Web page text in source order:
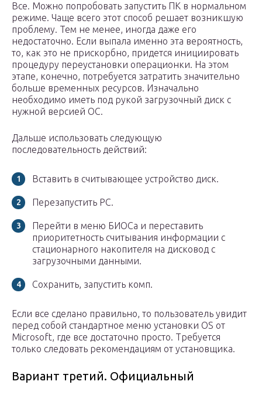
Все. Можно попробовать запустить ПК в нормальном
режиме. Чаще всего этот способ решает возникшую
проблему. Тем не менее, иногда даже его
недостаточно. Если выпала именно эта вероятность,
то, как это не прискорбно, придется инициировать
процедуру переустановки операционки. На этом
этапе, конечно, потребуется затратить значительно
больше временных ресурсов. Изначально
необходимо иметь под рукой загрузочный диск с
нужной версией ОС.
Дальше использовать следующую
последовательность действий:
Вставить в считывающее устройство диск.
Перезапустить PC.
Перейти в меню БИОСа и переставить
приоритетность считывания информации с
стационарного накопителя на дисковод с
загрузочными данными.
Сохранить, запустить комп.
Если все сделано правильно, то пользователь увидит
перед собой стандартное меню установки OS от
Microsoft, где все достаточно просто. Требуется
только следовать рекомендациям от установщика.
Вариант третий. Официальный